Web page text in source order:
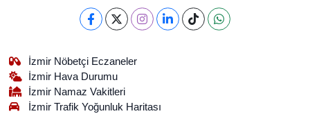
İzmir Nöbetçi Eczaneler
İzmir Hava Durumu
İzmir Namaz Vakitleri
İzmir Trafik Yoğunluk Haritası